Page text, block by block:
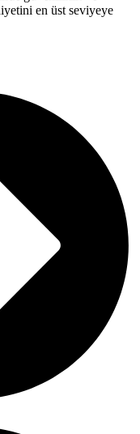
en üst seviyeye